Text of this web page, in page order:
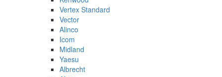
Vertex Standard
Vector
Alinco
Icom
Midland
Yaesu
Albrecht